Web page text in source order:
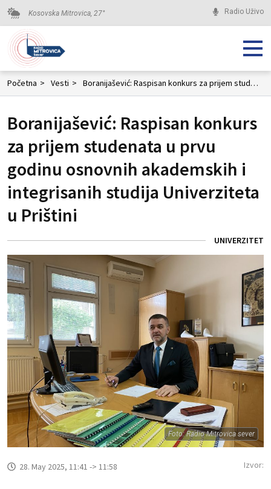
Kosovska Mitrovica, 27° Radio Uživo
Početna > Vesti > Boranijašević: Raspisan konkurs za prijem studenata u prvu godinu osnovnih akademskih i integrisanih studija Univerziteta u Prištini
Boranijašević: Raspisan konkurs
za prijem studenata u prvu
godinu osnovnih akademskih i
integrisanih studija Univerziteta
u Prištini
UNIVERZITET
Foto: Radio Mitrovica sever
28. May 2025, 11:41 -> 11:58 Izvor: